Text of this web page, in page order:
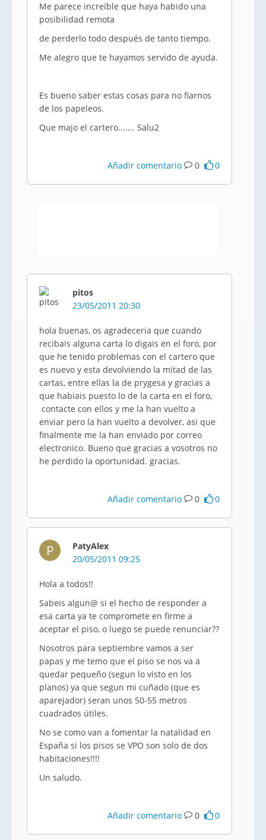
Me parece increíble que haya habido una
posibilidad remota
de perderlo todo después de tanto tiempo.
Me alegro que te hayamos servido de ayuda.
Es bueno saber estas cosas para no fiarnos
de los papeleos.
Que majo el cartero....... Salu2
Añadir comentario 0 0
pitos
23/05/2011 20:30
hola buenas, os agradeceria que cuando
recibais alguna carta lo digais en el foro, por
que he tenido problemas con el cartero que
es nuevo y esta devolviendo la mitad de las
cartas, entre ellas la de prygesa y gracias a
que habiais puesto lo de la carta en el foro,
contacte con ellos y me la han vuelto a
enviar pero la han vuelto a devolver, asi que
finalmente me la han enviado por correo
electronico. Bueno que gracias a vosotros no
he perdido la oportunidad. gracias.
Añadir comentario 0 0
P
PatyAlex
20/05/2011 09:25
Hola a todos!!
Sabeis algun@ si el hecho de responder a
esa carta ya te compromete en firme a
aceptar el piso, o luego se puede renunciar??
Nosotros para septiembre vamos a ser
papas y me temo que el piso se nos va a
quedar pequeño (segun lo visto en los
planos) ya que segun mi cuñado (que es
aparejador) seran unos 50-55 metros
cuadrados útiles.
No se como van a fomentar la natalidad en
España si los pisos se VPO son solo de dos
habitaciones!!!!
Un saludo.
Añadir comentario 0 0